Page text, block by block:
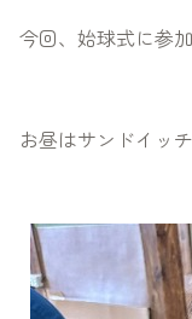
今回、始球式に参
お昼はサンドイッ